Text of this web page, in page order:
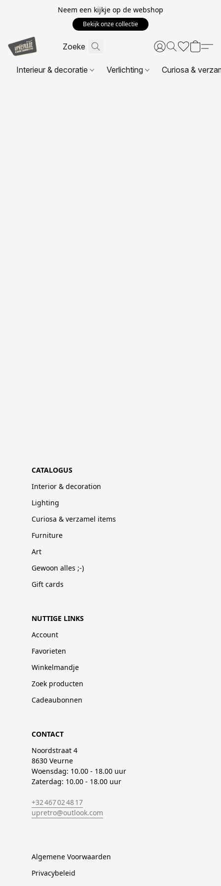
Neem een kijkje op de webshop
Bekijk onze collectie
Interieur & decoratie Verlichting Curiosa &
CATALOGUS
Interior & decoration
Lighting
Curiosa & verzamel items
Furniture
Art
Gewoon alles ;-)
Gift cards
NUTTIGE LINKS
Account
Favorieten
Winkelmandje
Zoek producten
Cadeaubonnen
CONTACT
Noordstraat 4
8630 Veurne
Woensdag: 10.00 - 18.00 uur
Zaterdag: 10.00 - 18.00 uur
+32 467 02 48 17
upretro@outlook.com
Algemene Voorwaarden
Privacybeleid